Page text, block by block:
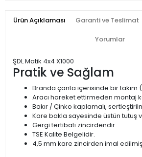
Ürün Açıklaması Garanti ve Teslimat
Yorumlar
ŞDL Matik 4x4 X1000
Pratik ve Sağlam
Branda çanta içerisinde bir takım
Aracı hareket ettirmeden montaj
Bakır / Çinko kaplamalı,
Kare bakla sayesinde üstün tutuş
Gergi tertibatı zincirdendir.
TSE Kalite Belgelidir.
4,5 mm kare zincirden imal